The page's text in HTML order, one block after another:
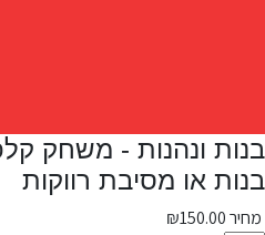
בנות ונהנות - משחק
בנות או מסיבת רווקות
מחיר ₪150.00